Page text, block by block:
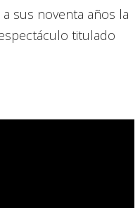
sus noventa años la
titulado